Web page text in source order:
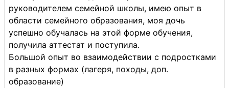
руководителем семейной школы, имею опыт в
области семейного образования, моя дочь
успешно обучалась на этой форме обучения,
получила аттестат и поступила.
Большой опыт во взаимодействии с подростками
в разных формах (лагеря, походы, доп.
образование)